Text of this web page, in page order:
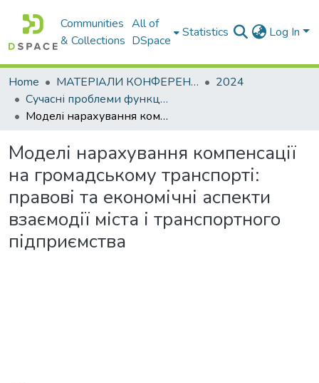
Communities
& Collections
All of
DSpace
Statistics Log In
Home МАТЕРІАЛИ КОНФЕРЕНЦІЙ
2024
Сучасні проблеми функціонування логістичних систем. Сталий розвиток транспортних систем: наука і практика
Моделі нарахування компенсації на громадському транспорті: правові та економічні аспекти взаємодії міста і транспортного підприємства
Моделі нарахування компенсації
на громадському транспорті:
правові та економічні аспекти
взаємодії міста і транспортного
підприємства